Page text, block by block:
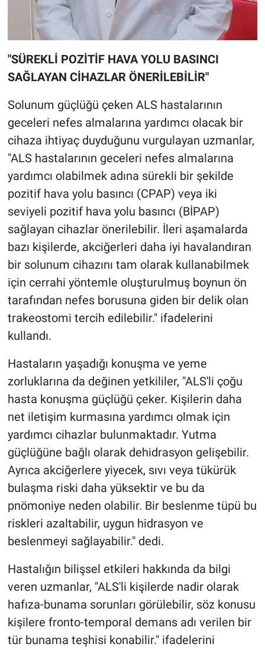
"SÜREKLİ POZİTİF HAVA YOLU BASINCI
SAĞLAYAN CİHAZLAR ÖNERİLEBİLİR"
Solunum güçlüğü çeken ALS hastalarının
geceleri nefes almalarına yardımcı olacak bir
cihaza ihtiyaç duyduğunu vurgulayan uzmanlar,
"ALS hastalarının geceleri nefes almalarına
yardımcı olabilmek adına sürekli bir şekilde
pozitif hava yolu basıncı (CPAP) veya iki
seviyeli pozitif hava yolu basıncı (BİPAP)
sağlayan cihazlar önerilebilir. İleri aşamalarda
bazı kişilerde, akciğerleri daha iyi havalandıran
bir solunum cihazını tam olarak kullanabilmek
için cerrahi yöntemle oluşturulmuş boynun ön
tarafından nefes borusuna giden bir delik olan
trakeostomi tercih edilebilir." ifadelerini
kullandı.
Hastaların yaşadığı konuşma ve yeme
zorluklarına da değinen yetkililer, "ALS'li çoğu
hasta konuşma güçlüğü çeker. Kişilerin daha
net iletişim kurmasına yardımcı olmak için
yardımcı cihazlar bulunmaktadır. Yutma
güçlüğüne bağlı olarak dehidrasyon gelişebilir.
Ayrıca akciğerlere yiyecek, sıvı veya tükürük
bulaşma riski daha yüksektir ve bu da
pnömoniye neden olabilir. Bir beslenme tüpü bu
riskleri azaltabilir, uygun hidrasyon ve
beslenmeyi sağlayabilir." dedi.
Hastalığın bilişsel etkileri hakkında da bilgi
veren uzmanlar, "ALS'li kişilerde nadir olarak
hafıza-bunama sorunları görülebilir, söz konusu
kişilere fronto-temporal demans adı verilen bir
tür bunama teşhisi konabilir." ifadelerini